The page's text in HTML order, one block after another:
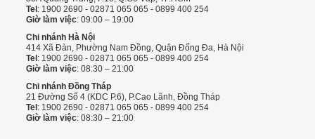
Tel: 1900 2690 - 02871 065 065 - 0899 400 254
Giờ làm việc: 09:00 – 19:00
Chi nhánh Hà Nội
414 Xã Đàn, Phường Nam Đồng, Quận Đống Đa, Hà Nội
Tel: 1900 2690 - 02871 065 065 - 0899 400 254
Giờ làm việc: 08:30 – 21:00
Chi nhánh Đồng Tháp
21 Đường Số 4 (KDC P.6), P.Cao Lãnh, Đồng Tháp
Tel: 1900 2690 - 02871 065 065 - 0899 400 254
Giờ làm việc: 08:30 – 21:00